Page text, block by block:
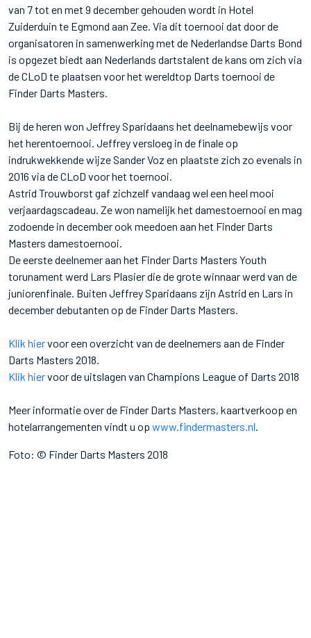
van 7 tot en met 9 december gehouden wordt in Hotel
Zuiderduin te Egmond aan Zee. Via dit toernooi dat door de
organisatoren in samenwerking met de Nederlandse Darts Bond
is opgezet biedt aan Nederlands dartstalent de kans om zich via
de CLoD te plaatsen voor het wereldtop Darts toernooi de
Finder Darts Masters.
Bij de heren won Jeffrey Sparidaans het deelnamebewijs voor
het herentoernooi. Jeffrey versloeg in de finale op
indrukwekkende wijze Sander Voz en plaatste zich zo evenals in
2016 via de CLoD voor het toernooi.
Astrid Trouwborst gaf zichzelf vandaag wel een heel mooi
verjaardagscadeau. Ze won namelijk het damestoernooi en mag
zodoende in december ook meedoen aan het Finder Darts
Masters damestoernooi.
De eerste deelnemer aan het Finder Darts Masters Youth
torunament werd Lars Plasier die de grote winnaar werd van de
juniorenfinale. Buiten Jeffrey Sparidaans zijn Astrid en Lars in
december debutanten op de Finder Darts Masters.
Klik hiervoor een overzicht van de deelnemers aan de Finder
Darts Masters 2018.
Klik hiervoor de uitslagen van Champions League of Darts 2018
Meer informatie over de Finder Darts Masters, kaartverkoop en
hotelarrangementen vindt u op www.findermasters.nl
Foto: © Finder Darts Masters 2018